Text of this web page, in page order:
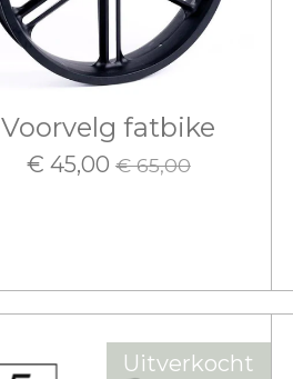
Voorvelg fatbike
€ 45,00 € 65,00
Uitverkocht